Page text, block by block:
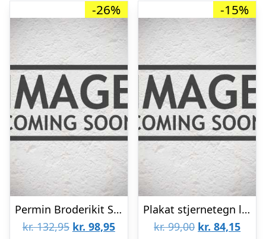
-26%
Permin Broderikit Stjernetegn Løve 18x25cm
kr.132,95 Den
kr. 98,95Den
-15%
Plakat stjernetegn løve
kr.99,00 Den
kr. 84,15Den